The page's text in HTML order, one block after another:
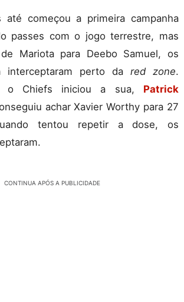
até começou a primeira campanha
passes com o jogo terrestre, mas
Mariota para Deebo Samuel, os
interceptaram perto da red zone.
o Chiefs iniciou a sua, Patrick
achar Xavier Worthy para 27
tentou repetir a dose, os
CONTINUA APÓS A PUBLICIDADE